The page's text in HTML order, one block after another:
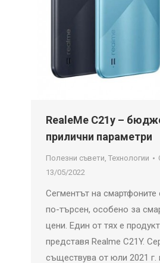
RealeMe C21y –
прилични параметри
Полезни съвети, Технологии
13/05/2022
Сегментът на
по-търсен, особено за
цени. Един от тях е
представя Realme C21Y.
съществува от юли 2021 г.